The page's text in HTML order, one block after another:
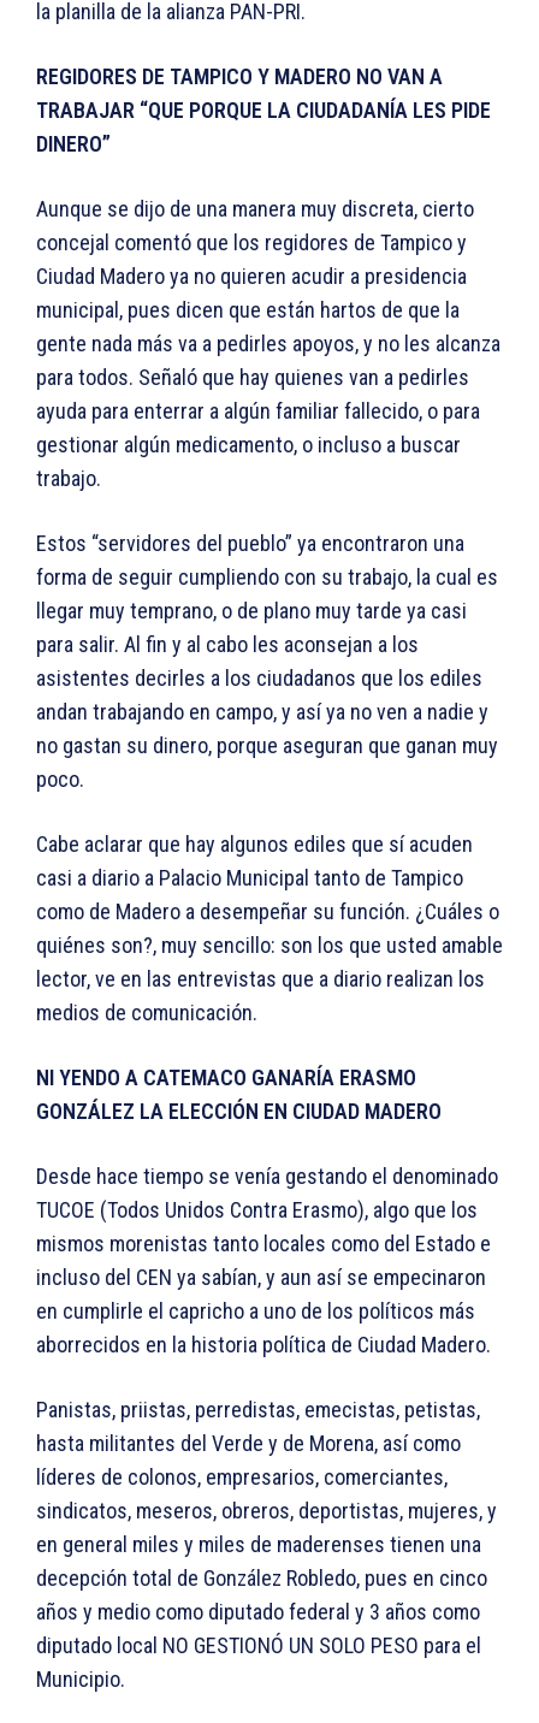
la planilla de la alianza PAN-PRI.
REGIDORES DE TAMPICO Y MADERO NO VAN A
TRABAJAR “QUE PORQUE LA CIUDADANÍA LES PIDE
DINERO”
Aunque se dijo de una manera muy discreta, cierto
concejal comentó que los regidores de Tampico y
Ciudad Madero ya no quieren acudir a presidencia
municipal, pues dicen que están hartos de que la
gente nada más va a pedirles apoyos, y no les alcanza
para todos. Señaló que hay quienes van a pedirles
ayuda para enterrar a algún familiar fallecido, o para
gestionar algún medicamento, o incluso a buscar
trabajo.
Estos “servidores del pueblo” ya encontraron una
forma de seguir cumpliendo con su trabajo, la cual es
llegar muy temprano, o de plano muy tarde ya casi
para salir. Al fin y al cabo les aconsejan a los
asistentes decirles a los ciudadanos que los ediles
andan trabajando en campo, y así ya no ven a nadie y
no gastan su dinero, porque aseguran que ganan muy
poco.
Cabe aclarar que hay algunos ediles que sí acuden
casi a diario a Palacio Municipal tanto de Tampico
como de Madero a desempeñar su función. ¿Cuáles o
quiénes son?, muy sencillo: son los que usted amable
lector, ve en las entrevistas que a diario realizan los
medios de comunicación.
NI YENDO A CATEMACO GANARÍA ERASMO
GONZÁLEZ LA ELECCIÓN EN CIUDAD MADERO
Desde hace tiempo se venía gestando el denominado
TUCOE (Todos Unidos Contra Erasmo), algo que los
mismos morenistas tanto locales como del Estado e
incluso del CEN ya sabían, y aun así se empecinaron
en cumplirle el capricho a uno de los políticos más
aborrecidos en la historia política de Ciudad Madero.
Panistas, priistas, perredistas, emecistas, petistas,
hasta militantes del Verde y de Morena, así como
líderes de colonos, empresarios, comerciantes,
sindicatos, meseros, obreros, deportistas, mujeres, y
en general miles y miles de maderenses tienen una
decepción total de González Robledo, pues en cinco
años y medio como diputado federal y 3 años como
diputado local NO GESTIONÓ UN SOLO PESO para el
Municipio.